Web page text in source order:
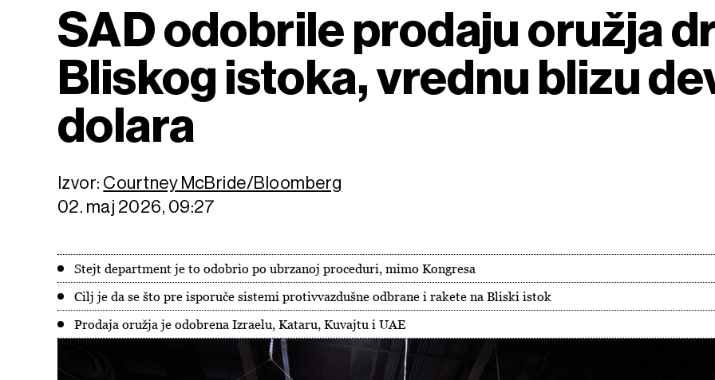
SAD odobrile prodaju oružja
Bliskog istoka, vrednu blizu
dolara
Izvor: Courtney McBride/Bloomberg
02. maj 2026, 09:27
Stejt department je to odobrio po ubrzanoj proceduri, mimo Kongresa
Cilj je da se što pre isporuče sistemi protivvazdušne odbrane i rakete na Bliski istok
Prodaja oružja je odobrena Izraelu, Kataru, Kuvajtu i UAE